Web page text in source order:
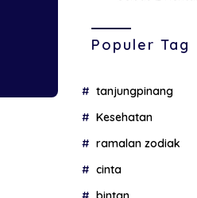
Populer Tag
tanjungpinang
Kesehatan
ramalan zodiak
cinta